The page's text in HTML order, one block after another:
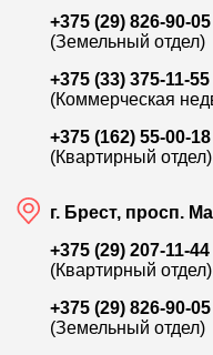
Продажа 2-комн.
Лот:
Площадь:
+375 (29) 826-90-05
(Земельный отдел)
+375 (33) 375-11-55
(Коммерческая
+375 (162) 55-00-18
(Квартирный отдел)
г. Брест, просп.
+375 (29) 207-11-44
(Квартирный отдел)
+375 (29) 826-90-05
(Земельный отдел)